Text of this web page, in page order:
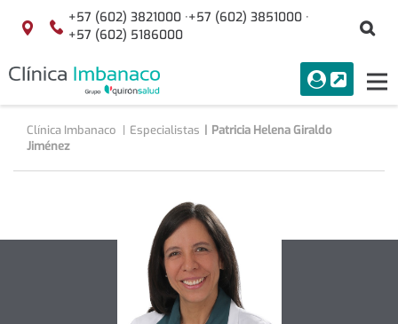
Saltar al contenido
Localización
+57 (602) 3821000 ·+57 (602) 3851000 ·
+57 (602) 5186000
menuAcceso
Buscar
Clínica Imbanaco Especialistas
Patricia Helena Giraldo
Jiménez